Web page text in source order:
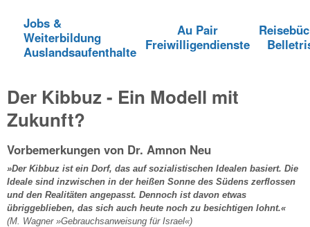
Jobs &
Weiterbildung
Auslandsaufenthalte
Au Pair
Freiwilligendienste
Der Kibbuz - Ein Modell mit
Zukunft?
Vorbemerkungen von Dr. Amnon Neu
»Der Kibbuz ist ein Dorf, das auf sozialistischen Idealen basiert. Die
Ideale sind inzwischen in der heißen Sonne des Südens zerflossen
und den Realitäten angepasst. Dennoch ist davon etwas
übriggeblieben, das sich auch heute noch zu besichtigen lohnt.«
(M. Wagner »Gebrauchsanweisung für Israel«)